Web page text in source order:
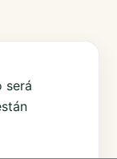
será